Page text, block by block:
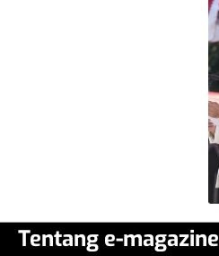
Tentang e-magazine